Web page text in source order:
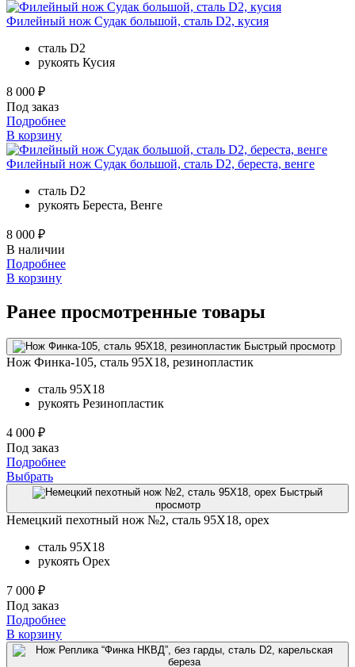
Филейный нож Судак большой, сталь D2, кусия
сталь D2
рукоять Кусия
8 000 ₽
Под заказ
Подробнее
В корзину
Филейный нож Судак большой, сталь D2, береста, венге
сталь D2
рукоять Береста, Венге
8 000 ₽
В наличии
Подробнее
В корзину
Ранее просмотренные товары
Быстрый просмотр
Нож Финка-105, сталь 95Х18, резинопластик
сталь 95Х18
рукоять Резинопластик
4 000 ₽
Под заказ
Подробнее
Выбрать
Быстрый
просмотр
Немецкий пехотный нож №2, сталь 95Х18, орех
сталь 95Х18
рукоять Орех
7 000 ₽
Под заказ
Подробнее
В корзину